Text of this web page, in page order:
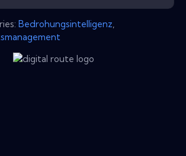
Bedrohungsintelligenz